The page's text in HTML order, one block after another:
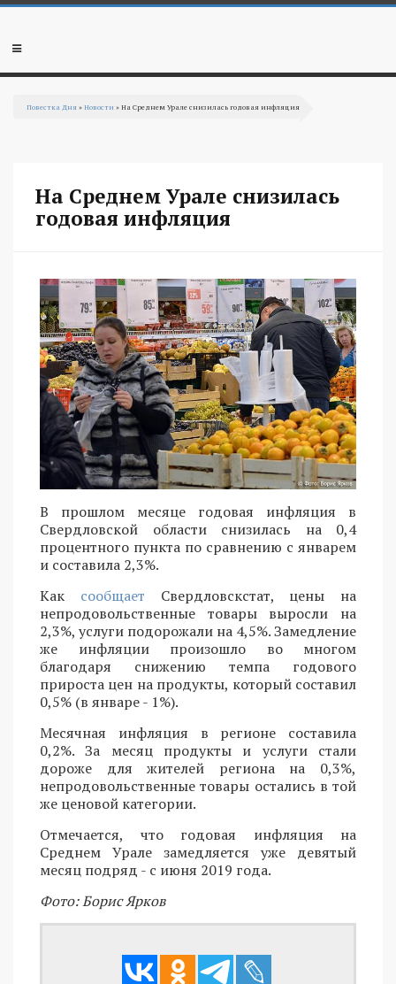
Перейти к основному содержанию
Мобильное
Повестка Дня »Новости » На Среднем Урале снизилась годовая инфляция
На Среднем Урале снизилась
годовая инфляция
В прошлом месяце годовая инфляция в
Свердловской области снизилась на 0,4
процентного пункта по сравнению с январем
и составила 2,3%.
Как сообщает Свердловскстат, цены на
непродовольственные товары выросли на
2,3%, услуги подорожали на 4,5%. Замедление
же инфляции произошло во многом
благодаря снижению темпа годового
прироста цен на продукты, который составил
0,5% (в январе - 1%).
Месячная инфляция в регионе составила
0,2%. За месяц продукты и услуги стали
дороже для жителей региона на 0,3%,
непродовольственные товары остались в той
же ценовой категории.
Отмечается, что годовая инфляция на
Среднем Урале замедляется уже девятый
месяц подряд - с июня 2019 года.
Фото: Борис Ярков